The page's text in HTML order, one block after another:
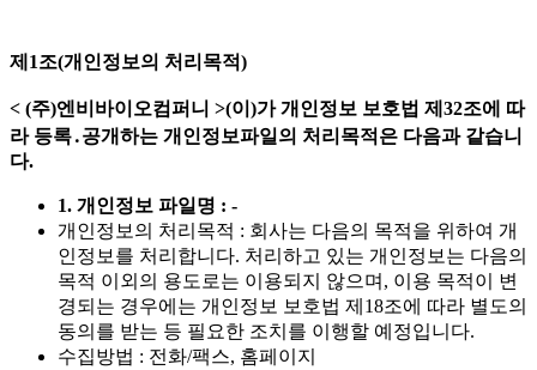
제1조(개인정보의 처리목적)
< (주)엔비바이오컴퍼니 >(이)가 개인정보 보호법 제32조에 따
라 등록․공개하는 개인정보파일의 처리목적은 다음과 같습니
다.
1. 개인정보 파일명 : -
개인정보의 처리목적 : 회사는 다음의 목적을 위하여 개
인정보를 처리합니다. 처리하고 있는 개인정보는 다음의
목적 이외의 용도로는 이용되지 않으며, 이용 목적이 변
경되는 경우에는 개인정보 보호법 제18조에 따라 별도의
동의를 받는 등 필요한 조치를 이행할 예정입니다.
수집방법 : 전화/팩스, 홈페이지